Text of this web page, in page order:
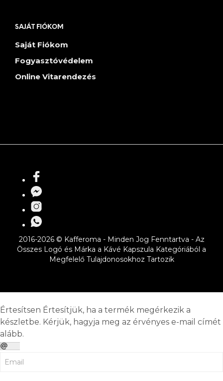
SAJÁT FIÓKOM
Saját Fiókom
Fogyasztóvédelem
Online Vitarendezés
2016-2026 © Kafferoma - Minden Jog Fenntartva - Az
Összes Logó és Márka a Kávé Kapszula Kategóriából a
Megfelelő Tulajdonosokhoz Tartozik
Értesítsen Értesítjük, ha a termék megérkezik a
készletbe. Kérjük, hagyja meg az érvényes e-mail címét
alább.